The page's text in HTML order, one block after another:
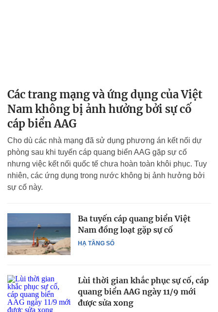
Các trang mạng và ứng dụng của Việt
Nam không bị ảnh hưởng bởi sự cố
cáp biển AAG
Cho dù các nhà mạng đã sử dụng phương án kết nối dự
phòng sau khi tuyến cáp quang biển AAG gặp sự cố
nhưng việc kết nối quốc tế chưa hoàn toàn khôi phục. Tuy
nhiên, các ứng dụng trong nước không bị ảnh hưởng bởi
sự cố này.
HẠ TẦNG SỐ
Ba tuyến cáp quang biển Việt
Nam đồng loạt gặp sự cố
Lùi thời gian khắc phục sự cố, cáp
quang biển AAG ngày 11/9 mới
được sửa xong